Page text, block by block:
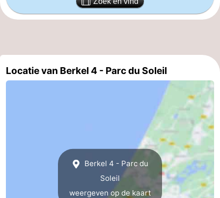
Duin
Scheveningen
Haag
Rotterdam
-
Rockanje
Weer
Locatie van Berkel 4 - Parc du Soleil
Berkel 4 - Parc du
Soleil
weergeven op de kaart